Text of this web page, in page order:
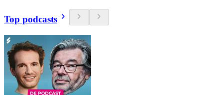
Top podcasts